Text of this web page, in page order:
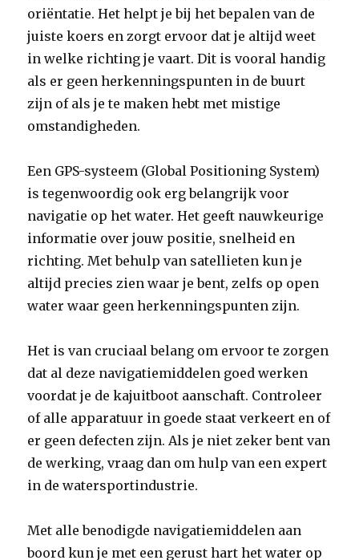
oriëntatie. Het helpt je bij het bepalen van de
juiste koers en zorgt ervoor dat je altijd weet
in welke richting je vaart. Dit is vooral handig
als er geen herkenningspunten in de buurt
zijn of als je te maken hebt met mistige
omstandigheden.
Een GPS-systeem (Global Positioning System)
is tegenwoordig ook erg belangrijk voor
navigatie op het water. Het geeft nauwkeurige
informatie over jouw positie, snelheid en
richting. Met behulp van satellieten kun je
altijd precies zien waar je bent, zelfs op open
water waar geen herkenningspunten zijn.
Het is van cruciaal belang om ervoor te zorgen
dat al deze navigatiemiddelen goed werken
voordat je de kajuitboot aanschaft. Controleer
of alle apparatuur in goede staat verkeert en of
er geen defecten zijn. Als je niet zeker bent van
de werking, vraag dan om hulp van een expert
in de watersportindustrie.
Met alle benodigde navigatiemiddelen aan
boord kun je met een gerust hart het water op